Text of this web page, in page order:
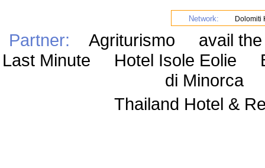
Network: Dolomiti
Partner: Agriturismo
avail
Last Minute Hotel Isole Eolie
di Minorca
Thailand Hotel &